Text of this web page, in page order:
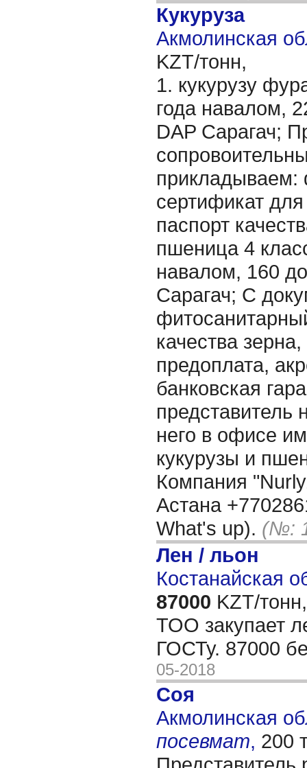
Кукуруза
Акмолинская
KZT/тонн,
1. кукурузу
года навалом,
DAP Сарагач;
прикладываем:
сертификат
паспорт
пшеница 4
навалом, 160
Сарагач; С
качества
предоплата,
банковская
него в офисе
кукурузы и
Компания
Астана
What's up). (№:
Лен / льон
Костанайская
87000 KZT/тонн,
ТОО закупает
ГОСТу. 87000
05-2018
Соя
Акмолинская
посевмат, 200